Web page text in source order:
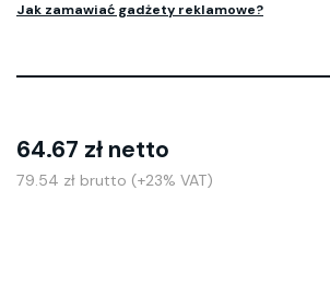
Jak zamawiać gadżety reklamowe?
64.67 zł netto
79.54 zł brutto (+23% VAT)